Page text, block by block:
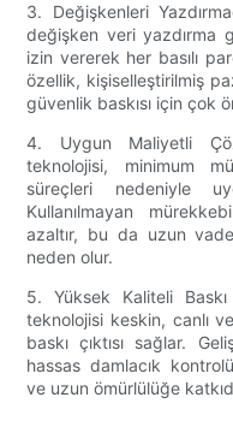
3. Değişkenleri
değişken veri yazdırma
izin vererek her basılı
özellik, kişiselleştirilmiş
güvenlik baskısı için çok
4. Uygun Maliyetli
teknolojisi, minimum
süreçleri nedeniyle
Kullanılmayan
azaltır, bu da uzun
neden olur.
5. Yüksek Kaliteli
teknolojisi keskin, canlı
baskı çıktısı sağlar.
hassas damlacık
ve uzun ömürlülüğe